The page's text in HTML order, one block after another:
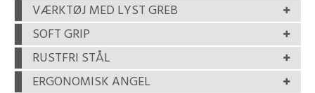
VÆRKTØJ MED LYST GREB
SOFT GRIP
RUSTFRI STÅL
ERGONOMISK ANGEL